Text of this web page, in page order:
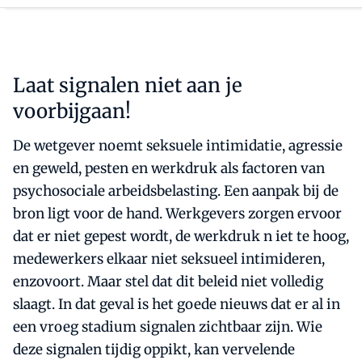
Laat signalen niet aan je
voorbijgaan!
De wetgever noemt seksuele intimidatie, agressie
en geweld, pesten en werkdruk als factoren van
psychosociale arbeidsbelasting. Een aanpak bij de
bron ligt voor de hand. Werkgevers zorgen ervoor
dat er niet gepest wordt, de werkdruk n iet te hoog,
medewerkers elkaar niet seksueel intimideren,
enzovoort. Maar stel dat dit beleid niet volledig
slaagt. In dat geval is het goede nieuws dat er al in
een vroeg stadium signalen zichtbaar zijn. Wie
deze signalen tijdig oppikt, kan vervelende